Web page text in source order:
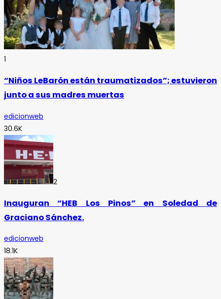
1
“Niños LeBarón están traumatizados”; estuvieron
junto a sus madres muertas
edicionweb
30.6K
2
Inauguran “HEB Los Pinos” en Soledad de
Graciano Sánchez.
edicionweb
18.1K